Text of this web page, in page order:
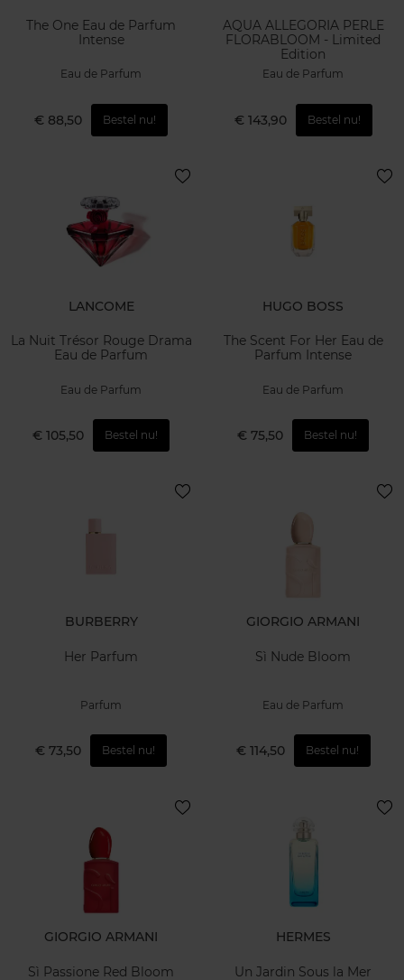
The One Eau de Parfum
Intense
Eau de Parfum
€ 88,50 Bestel nu!
AQUA ALLEGORIA PERLE
FLORABLOOM - Limited
Edition
Eau de Parfum
€ 143,90 Bestel nu!
LANCOME
La Nuit Trésor Rouge Drama
Eau de Parfum
Eau de Parfum
€ 105,50 Bestel nu!
HUGO BOSS
The Scent For Her Eau de
Parfum Intense
Eau de Parfum
€ 75,50 Bestel nu!
BURBERRY
Her Parfum
Parfum
€ 73,50 Bestel nu!
GIORGIO ARMANI
Sì Nude Bloom
Eau de Parfum
€ 114,50 Bestel nu!
GIORGIO ARMANI
Sì Passione Red Bloom
HERMES
Un Jardin Sous la Mer